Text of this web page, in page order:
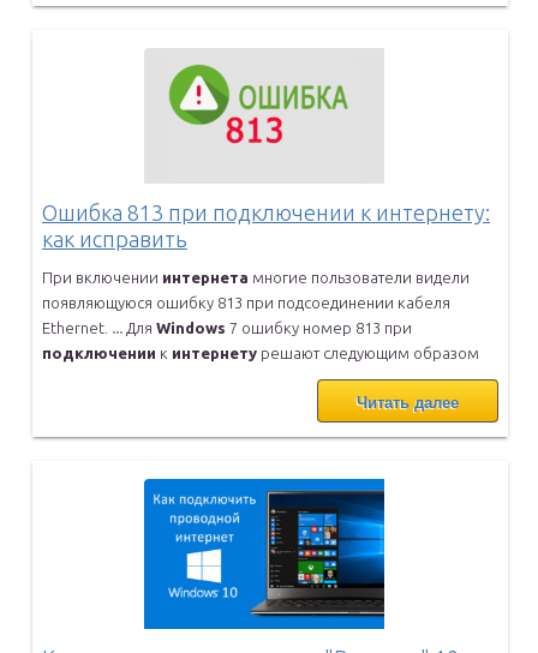
Ошибка 813 при подключении к интернету:
как исправить
При включении интернета многие пользователи видели
появляющуюся ошибку 813 при подсоединении кабеля
Ethernet. ... Для Windows 7 ошибку номер 813 при
подключении к интернету решают следующим образом
Читать далее